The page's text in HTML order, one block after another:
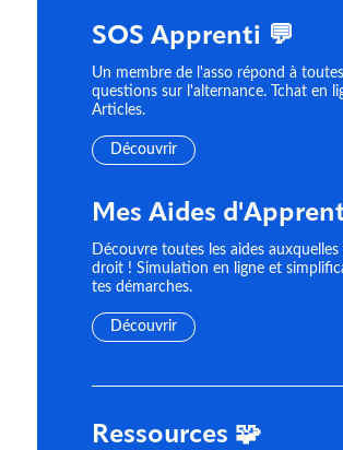
SOS Apprenti 💬
Un membre de l'asso répond à toutes
questions sur l'alternance. Tchat en
Articles.
Découvrir
Mes Aides
Découvre toutes les aides auxquelles
droit ! Simulation en ligne et
tes démarches.
Découvrir
Ressources 🧩